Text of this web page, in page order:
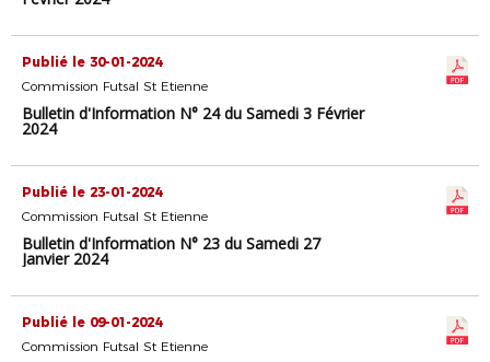
Publié le 30-01-2024
Commission Futsal St Etienne
Bulletin d'Information N° 24 du Samedi 3 Février
2024
Publié le 23-01-2024
Commission Futsal St Etienne
Bulletin d'Information N° 23 du Samedi 27
Janvier 2024
Publié le 09-01-2024
Commission Futsal St Etienne